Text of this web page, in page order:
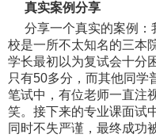
真实案例分享
分享一个真实的案例：
校是一所不太知名的三本
学长最初以为复试会十分
只有50多分，而其他同学
笔试中，有位老师一直注
笑。接下来的专业课面试
同时不失严谨，最终成功